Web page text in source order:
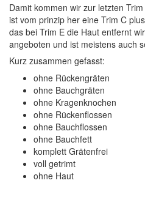
Damit kommen wir zur letzten
ist vom prinzip her eine Trim C
das bei Trim E die Haut entfernt
angeboten und ist meistens auch
Kurz zusammen gefasst:
ohne Rückengräten
ohne Bauchgräten
ohne Kragenknochen
ohne Rückenflossen
ohne Bauchflossen
ohne Bauchfett
komplett Grätenfrei
voll getrimt
ohne Haut